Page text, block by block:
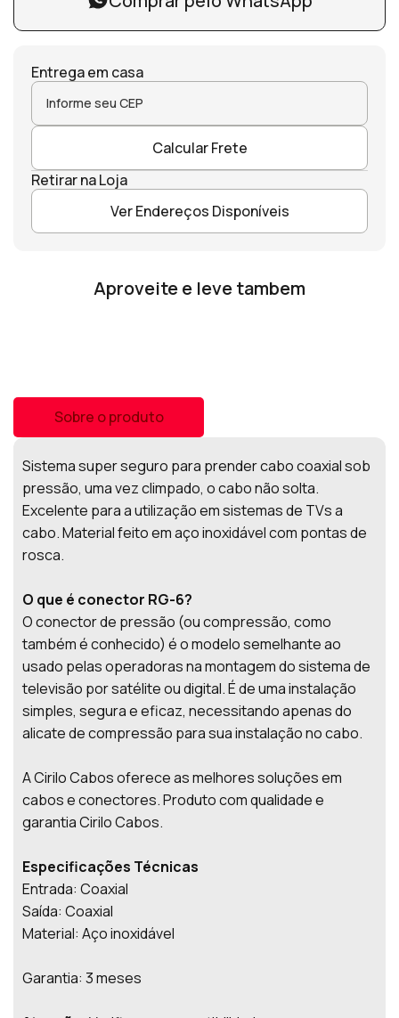
Entrega em casa
Calcular Frete
Retirar na Loja
Ver Endereços Disponíveis
Aproveite e leve tambem
Sobre o produto
Sistema super seguro para prender cabo coaxial sob
pressão, uma vez climpado, o cabo não solta.
Excelente para a utilização em sistemas de TVs a
cabo. Material feito em aço inoxidável com pontas de
rosca.
O que é conector RG-6?
O conector de pressão (ou compressão, como
também é conhecido) é o modelo semelhante ao
usado pelas operadoras na montagem do sistema de
televisão por satélite ou digital. É de uma instalação
simples, segura e eficaz, necessitando apenas do
alicate de compressão para sua instalação no cabo.
A Cirilo Cabos oferece as melhores soluções em
cabos e conectores. Produto com qualidade e
garantia Cirilo Cabos.
Especificações Técnicas
Entrada: Coaxial
Saída: Coaxial
Material: Aço inoxidável
Garantia: 3 meses